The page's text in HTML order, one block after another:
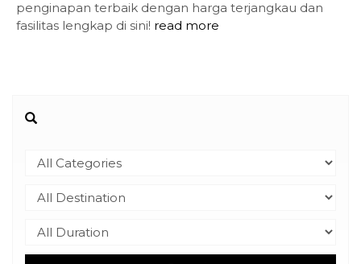
penginapan terbaik dengan harga terjangkau dan
fasilitas lengkap di sini! read more